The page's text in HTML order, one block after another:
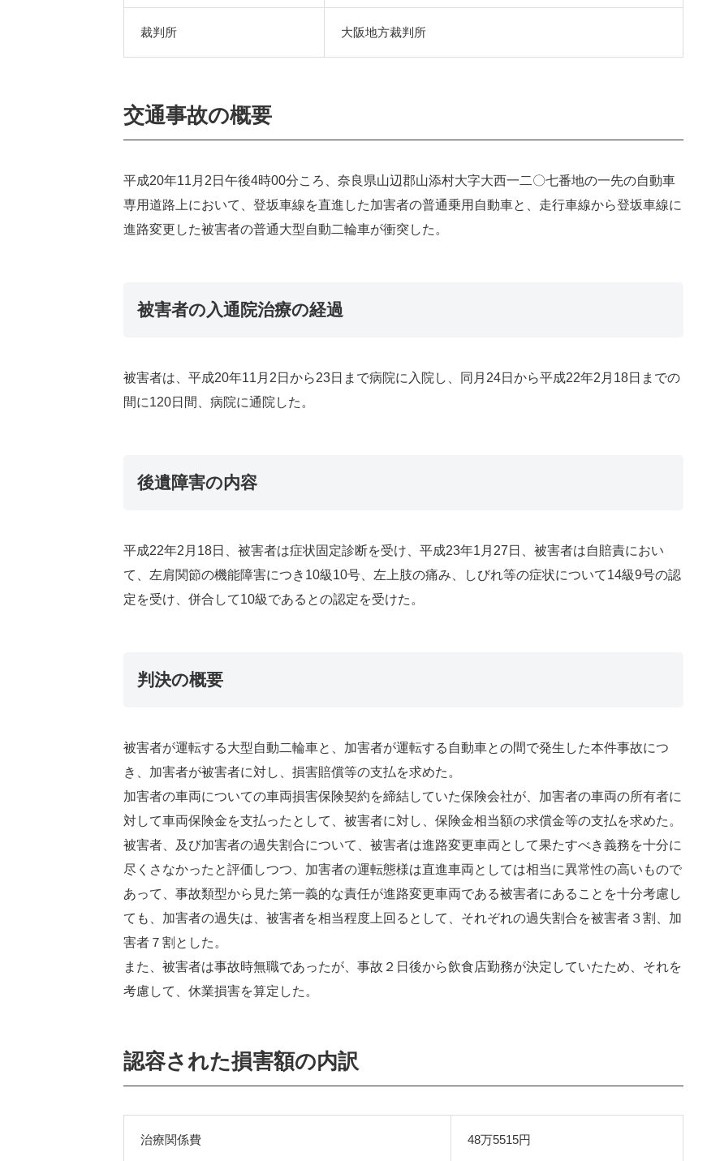
裁判所 大阪地方裁判所
交通事故の概要
平成20年11月2日午後4時00分ころ、奈良県山辺郡山添村大字大西一二〇七番地の一先の自動車
専用道路上において、登坂車線を直進した加害者の普通乗用自動車と、走行車線から登坂車線に
進路変更した被害者の普通大型自動二輪車が衝突した。
被害者の入通院治療の経過
被害者は、平成20年11月2日から23日まで病院に入院し、同月24日から平成22年2月18日までの
間に120日間、病院に通院した。
後遺障害の内容
平成22年2月18日、被害者は症状固定診断を受け、平成23年1月27日、被害者は自賠責におい
て、左肩関節の機能障害につき10級10号、左上肢の痛み、しびれ等の症状について14級9号の認
定を受け、併合して10級であるとの認定を受けた。
判決の概要
被害者が運転する大型自動二輪車と、加害者が運転する自動車との間で発生した本件事故につ
き、加害者が被害者に対し、損害賠償等の支払を求めた。
加害者の車両についての車両損害保険契約を締結していた保険会社が、加害者の車両の所有者に
対して車両保険金を支払ったとして、被害者に対し、保険金相当額の求償金等の支払を求めた。
被害者、及び加害者の過失割合について、被害者は進路変更車両として果たすべき義務を十分に
尽くさなかったと評価しつつ、加害者の運転態様は直進車両としては相当に異常性の高いもので
あって、事故類型から見た第一義的な責任が進路変更車両である被害者にあることを十分考慮し
ても、加害者の過失は、被害者を相当程度上回るとして、それぞれの過失割合を被害者３割、加
害者７割とした。
また、被害者は事故時無職であったが、事故２日後から飲食店勤務が決定していたため、それを
考慮して、休業損害を算定した。
認容された損害額の内訳
治療関係費 48万5515円